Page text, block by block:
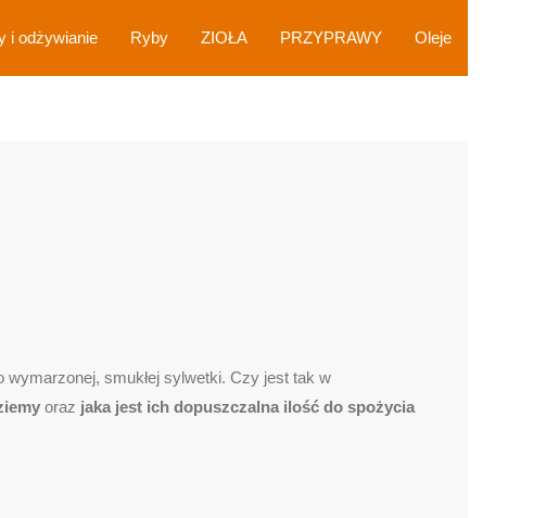
i odżywianie Ryby ZIOŁA PRZYPRAWY Oleje
smukłej sylwetki. Czy jest tak w
oraz jaka jest ich dopuszczalna ilość do spożycia